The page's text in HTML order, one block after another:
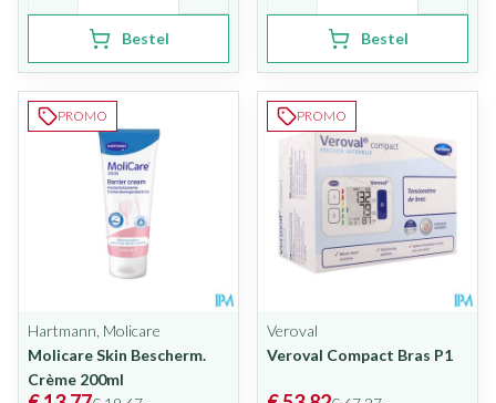
Bestel Bestel
PROMO
Hartmann, Molicare
Molicare Skin Bescherm.
Crème 200ml
PROMO
Veroval
Veroval Compact Bras P1